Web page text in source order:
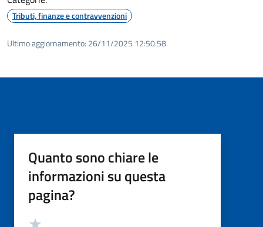
Tributi, finanze e contravvenzioni
Ultimo aggiornamento: 26/11/2025 12:50.58
Quanto sono chiare le
informazioni su questa
pagina?
Valutazione